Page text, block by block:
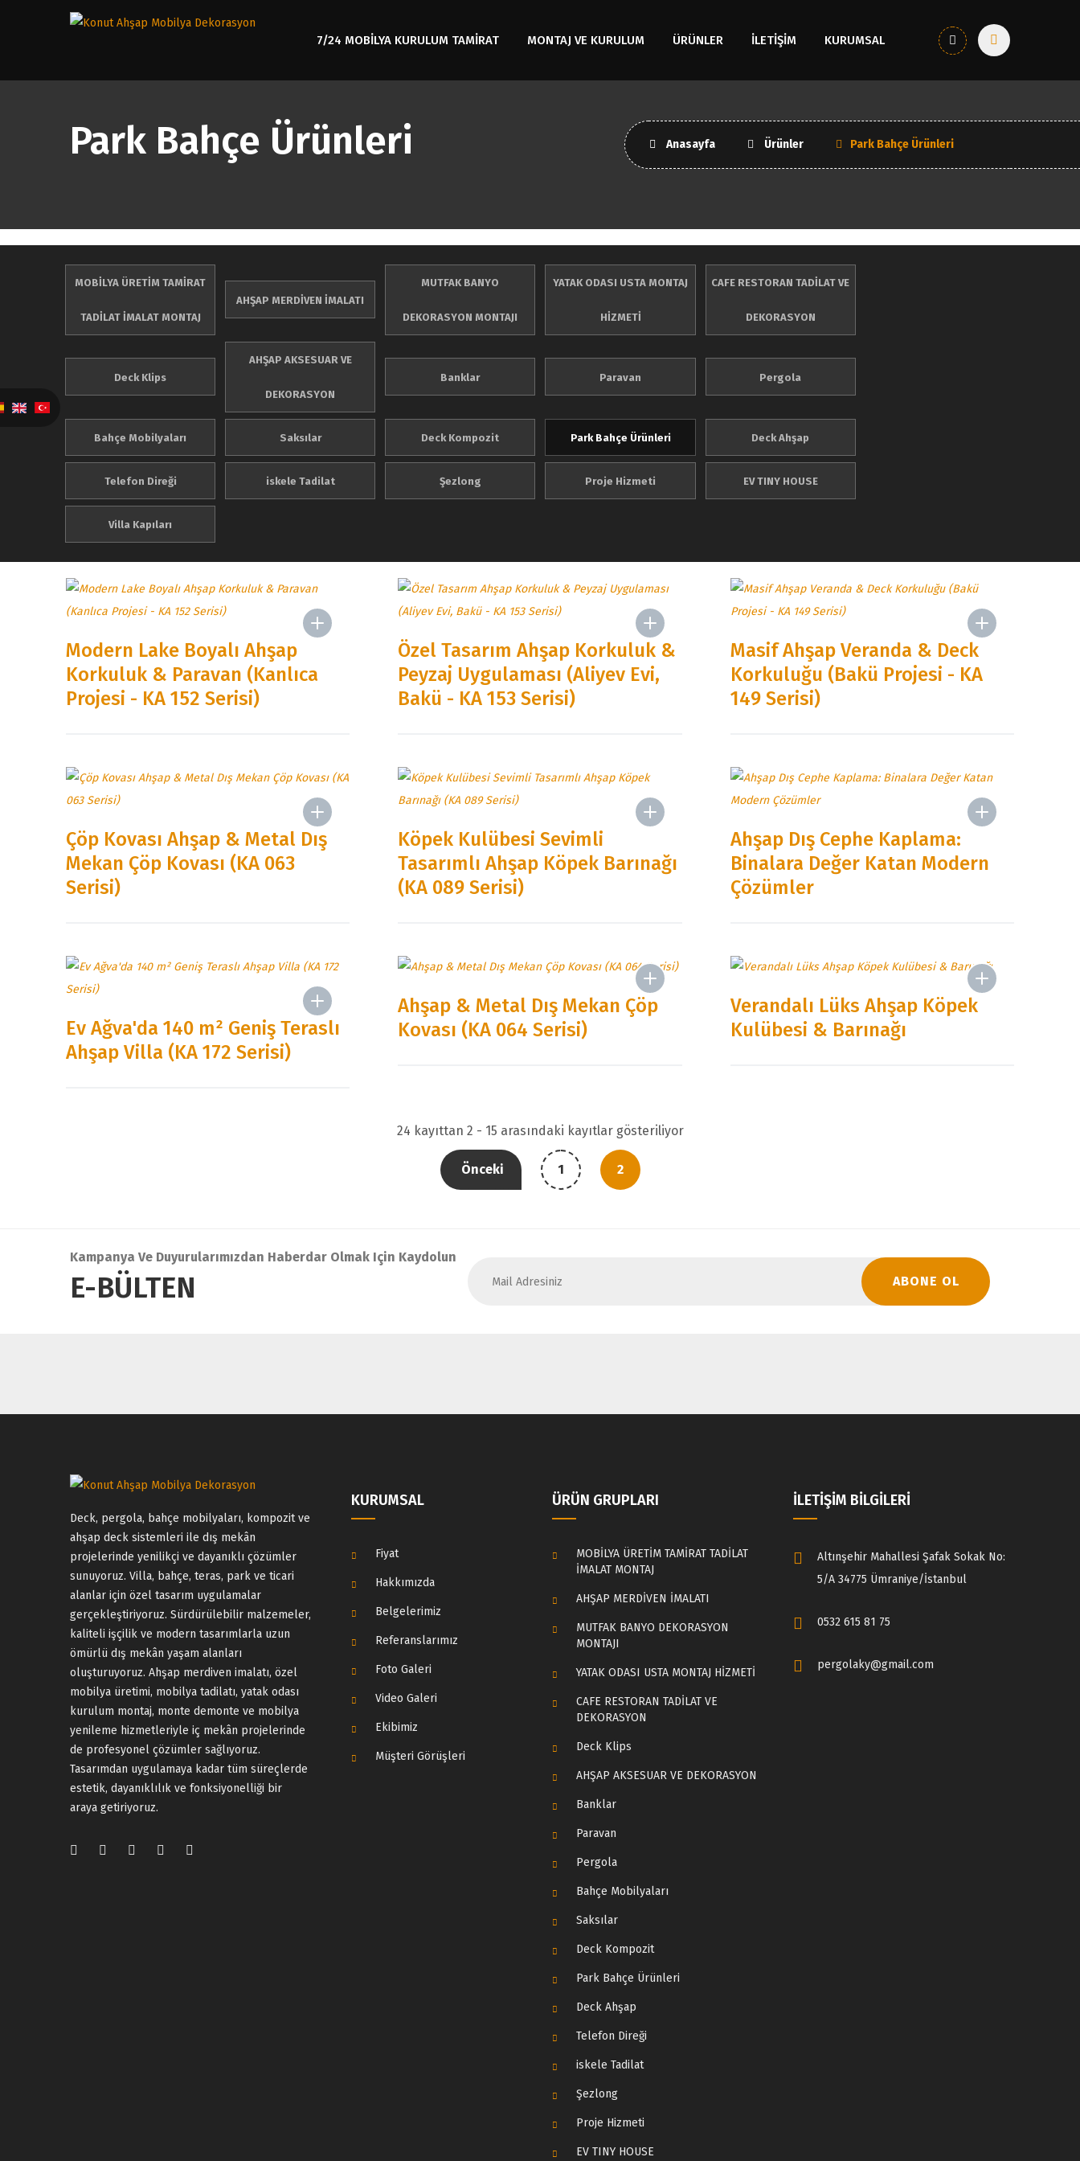
7/24 MOBİLYA KURULUM TAMİRAT MONTAJ VE KURULUM ÜRÜNLER İLETİŞİM KURUMSAL
Park Bahçe Ürünleri Anasayfa Ürünler Park Bahçe Ürünleri
MOBİLYA ÜRETİM TAMİRAT
TADİLAT İMALAT MONTAJ
AHŞAP MERDİVEN İMALATI
MUTFAK BANYO
DEKORASYON MONTAJI
YATAK ODASI USTA MONTAJ
HİZMETİ
CAFE RESTORAN TADİLAT VE
DEKORASYON
Deck Klips
AHŞAP AKSESUAR VE
DEKORASYON
Banklar Paravan Pergola
Bahçe Mobilyaları Saksılar Deck Kompozit Park Bahçe Ürünleri Deck Ahşap
Telefon Direği iskele Tadilat Şezlong Proje Hizmeti EV TINY HOUSE
Villa Kapıları
Modern Lake Boyalı Ahşap
Korkuluk & Paravan (Kanlıca
Projesi - KA 152 Serisi)
Özel Tasarım Ahşap Korkuluk &
Peyzaj Uygulaması (Aliyev Evi,
Bakü - KA 153 Serisi)
Masif Ahşap Veranda & Deck
Korkuluğu (Bakü Projesi - KA
149 Serisi)
Çöp Kovası Ahşap & Metal Dış
Mekan Çöp Kovası (KA 063
Serisi)
Köpek Kulübesi Sevimli
Tasarımlı Ahşap Köpek Barınağı
(KA 089 Serisi)
Ahşap Dış Cephe Kaplama:
Binalara Değer Katan Modern
Çözümler
Ev Ağva'da 140 m² Geniş Teraslı
Ahşap Villa (KA 172 Serisi)
Ahşap & Metal Dış Mekan Çöp
Kovası (KA 064 Serisi)
Verandalı Lüks Ahşap Köpek
Kulübesi & Barınağı
24 kayıttan 2 - 15 arasındaki kayıtlar gösteriliyor
Önceki 1 2
Kampanya Ve Duyurularımızdan Haberdar Olmak Için Kaydolun
E-BÜLTEN ABONE OL
Deck, pergola, bahçe mobilyaları, kompozit ve
ahşap deck sistemleri ile dış mekân
projelerinde yenilikçi ve dayanıklı çözümler
sunuyoruz. Villa, bahçe, teras, park ve ticari
alanlar için özel tasarım uygulamalar
gerçekleştiriyoruz. Sürdürülebilir malzemeler,
kaliteli işçilik ve modern tasarımlarla uzun
ömürlü dış mekân yaşam alanları
oluşturuyoruz. Ahşap merdiven imalatı, özel
mobilya üretimi, mobilya tadilatı, yatak odası
kurulum montaj, monte demonte ve mobilya
yenileme hizmetleriyle iç mekân projelerinde
de profesyonel çözümler sağlıyoruz.
Tasarımdan uygulamaya kadar tüm süreçlerde
estetik, dayanıklılık ve fonksiyonelliği bir
araya getiriyoruz.
KURUMSAL
Fiyat
Hakkımızda
Belgelerimiz
Referanslarımız
Foto Galeri
Video Galeri
Ekibimiz
Müşteri Görüşleri
ÜRÜN GRUPLARI
MOBİLYA ÜRETİM TAMİRAT TADİLAT
İMALAT MONTAJ
AHŞAP MERDİVEN İMALATI
MUTFAK BANYO DEKORASYON
MONTAJI
YATAK ODASI USTA MONTAJ HİZMETİ
CAFE RESTORAN TADİLAT VE
DEKORASYON
Deck Klips
AHŞAP AKSESUAR VE DEKORASYON
Banklar
Paravan
Pergola
Bahçe Mobilyaları
Saksılar
Deck Kompozit
Park Bahçe Ürünleri
Deck Ahşap
Telefon Direği
iskele Tadilat
Şezlong
Proje Hizmeti
EV TINY HOUSE
İLETİŞİM BİLGİLERİ
Altınşehir Mahallesi Şafak Sokak No:
5/A 34775 Ümraniye/İstanbul
0532 615 81 75
pergolaky@gmail.com